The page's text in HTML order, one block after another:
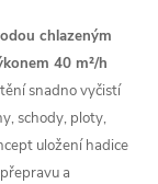
chlazeným
40 m²/h
snadno vyčistí
schody, ploty,
uložení hadice
a